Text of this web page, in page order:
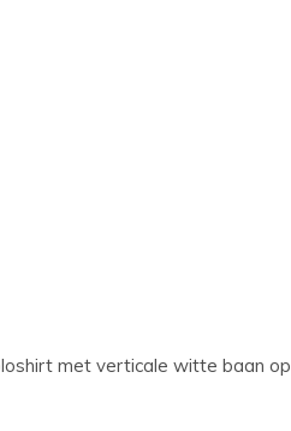
met verticale witte baan op